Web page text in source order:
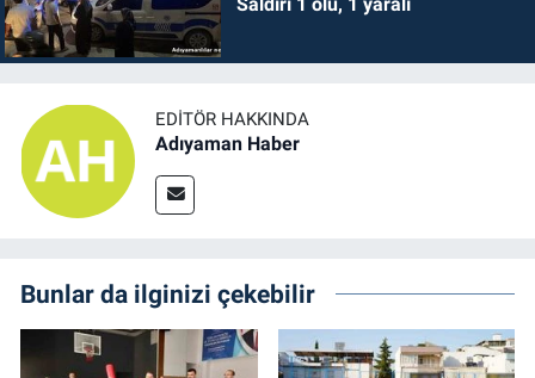
EDITÖR HAKKINDA
Adıyaman Haber
Bunlar da ilginizi çekebilir